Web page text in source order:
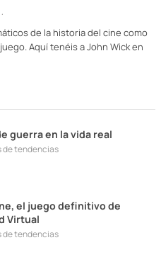
de la historia del cine como
Aquí tenéis a John Wick en
guerra en la vida real
de tendencias
el juego definitivo de
Virtual
de tendencias